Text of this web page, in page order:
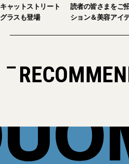
ピジ」が国内初の旗艦店をキャットス
にオープン。日本限定サングラスも登